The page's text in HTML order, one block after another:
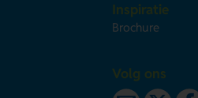
Inspiratie
Brochure
Volg ons